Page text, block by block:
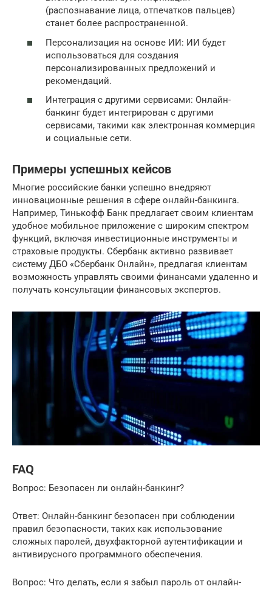
(распознавание лица, отпечатков пальцев)
станет более распространенной.
Персонализация на основе ИИ: ИИ будет
использоваться для создания
персонализированных предложений и
рекомендаций.
Интеграция с другими сервисами: Онлайн-
банкинг будет интегрирован с другими
сервисами, такими как электронная коммерция
и социальные сети.
Примеры успешных кейсов
Многие российские банки успешно внедряют
инновационные решения в сфере онлайн-банкинга.
Например, Тинькофф Банк предлагает своим клиентам
удобное мобильное приложение с широким спектром
функций, включая инвестиционные инструменты и
страховые продукты. Сбербанк активно развивает
систему ДБО «Сбербанк Онлайн», предлагая клиентам
возможность управлять своими финансами удаленно и
получать консультации финансовых экспертов.
FAQ
Вопрос: Безопасен ли онлайн-банкинг?
Ответ: Онлайн-банкинг безопасен при соблюдении
правил безопасности, таких как использование
сложных паролей, двухфакторной аутентификации и
антивирусного программного обеспечения.
Вопрос: Что делать, если я забыл пароль от онлайн-